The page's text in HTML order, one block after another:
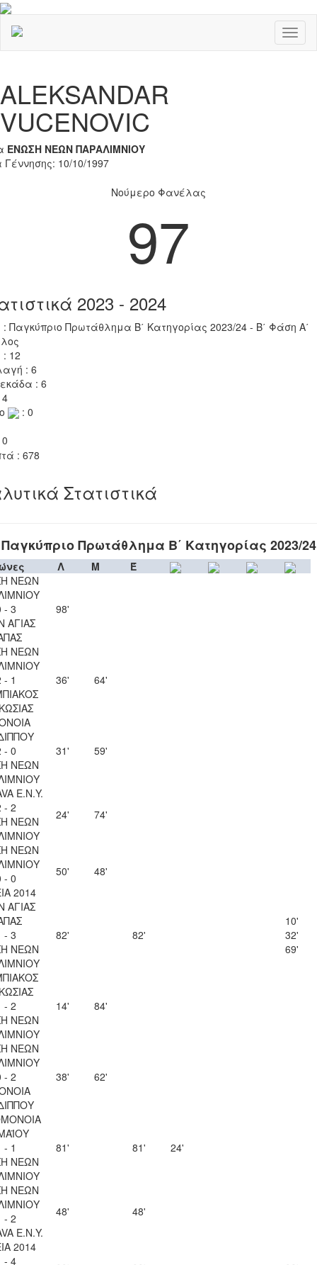
ALEKSANDAR
VUCENOVIC
ΕΝΩΣΗ ΝΕΩΝ ΠΑΡΑΛΙΜΝΙΟΥ
Γέννησης: 10/10/1997
Νούμερο Φανέλας
97
2023 - 2024
: Παγκύπριο Πρωτάθλημα Β΄ Κατηγορίας 2023/24 - Β΄ Φάση Α΄
12
: 6
: 6
: 0
: 678
Στατιστικά
Παγκύπριο Πρωτάθλημα Β΄ Κατηγορίας 2023/24
Λ Μ
Έ
ΝΕΩΝ
- 3
ΑΓΙΑΣ
98'
ΝΕΩΝ
- 1
36' 64'
- 0
ΝΕΩΝ
31' 59'
Ε.Ν.Y.
- 2
ΝΕΩΝ
24' 74'
ΝΕΩΝ
- 0
2014
50' 48'
ΑΓΙΑΣ
- 3
ΝΕΩΝ
82' 82'
10'
32'
69'
- 2
ΝΕΩΝ
14' 84'
ΝΕΩΝ
- 2
38' 62'
- 1
ΝΕΩΝ
81' 81' 24'
ΝΕΩΝ
- 2
Ε.Ν.Y.
48' 48'
2014
- 4